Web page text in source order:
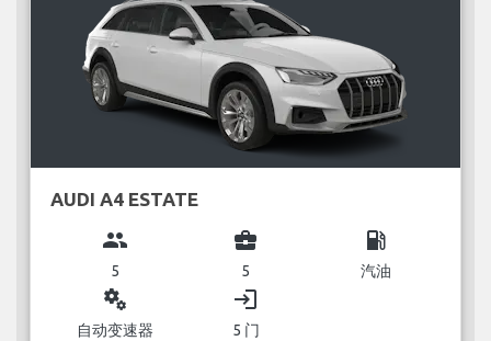
AUDI A4 ESTATE
group
5
business_center
5
local_gas_station
汽油
miscellaneous_services
自动变速器
login
5 门